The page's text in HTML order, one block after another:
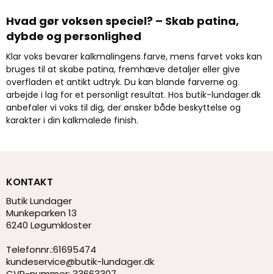
Hvad gør voksen speciel? – Skab patina,
dybde og personlighed
Klar voks bevarer kalkmalingens farve, mens farvet voks kan
bruges til at skabe patina, fremhæve detaljer eller give
overfladen et antikt udtryk. Du kan blande farverne og
arbejde i lag for et personligt resultat. Hos butik-lundager.dk
anbefaler vi voks til dig, der ønsker både beskyttelse og
karakter i din kalkmalede finish.
KONTAKT
Butik Lundager
Munkeparken 13
6240 Løgumkloster
Telefonnr.:61695474
kundeservice@butik-lundager.dk